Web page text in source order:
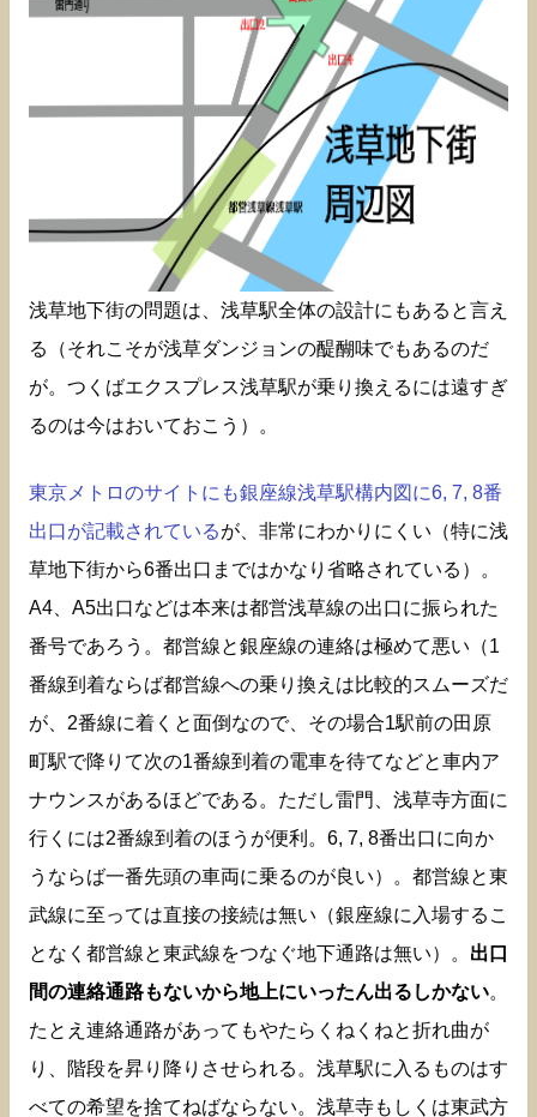
浅草地下街の問題は、浅草駅全体の設計にもあると言え
る（それこそが浅草ダンジョンの醍醐味でもあるのだ
が。つくばエクスプレス浅草駅が乗り換えるには遠すぎ
るのは今はおいておこう）。
東京メトロのサイトにも銀座線浅草駅構内図に6, 7, 8番
出口が記載されているが、非常にわかりにくい（特に浅
草地下街から6番出口まではかなり省略されている）。
A4、A5出口などは本来は都営浅草線の出口に振られた
番号であろう。都営線と銀座線の連絡は極めて悪い（1
番線到着ならば都営線への乗り換えは比較的スムーズだ
が、2番線に着くと面倒なので、その場合1駅前の田原
町駅で降りて次の1番線到着の電車を待てなどと車内ア
ナウンスがあるほどである。ただし雷門、浅草寺方面に
行くには2番線到着のほうが便利。6, 7, 8番出口に向か
うならば一番先頭の車両に乗るのが良い）。都営線と東
武線に至っては直接の接続は無い（銀座線に入場するこ
となく都営線と東武線をつなぐ地下通路は無い）。 出口
間の連絡通路もないから地上にいったん出るしかない。
たとえ連絡通路があってもやたらくねくねと折れ曲が
り、階段を昇り降りさせられる。浅草駅に入るものはす
べての希望を捨てねばならない。浅草寺もしくは東武方